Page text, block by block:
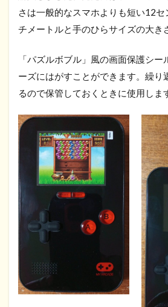
さは一般的なスマホよりも短い12
チメートルと手のひらサイズの大き
「パズルボブル」風の画面保護シー
ーズにはがすことができます。繰り
るので保管しておくときに使用しま